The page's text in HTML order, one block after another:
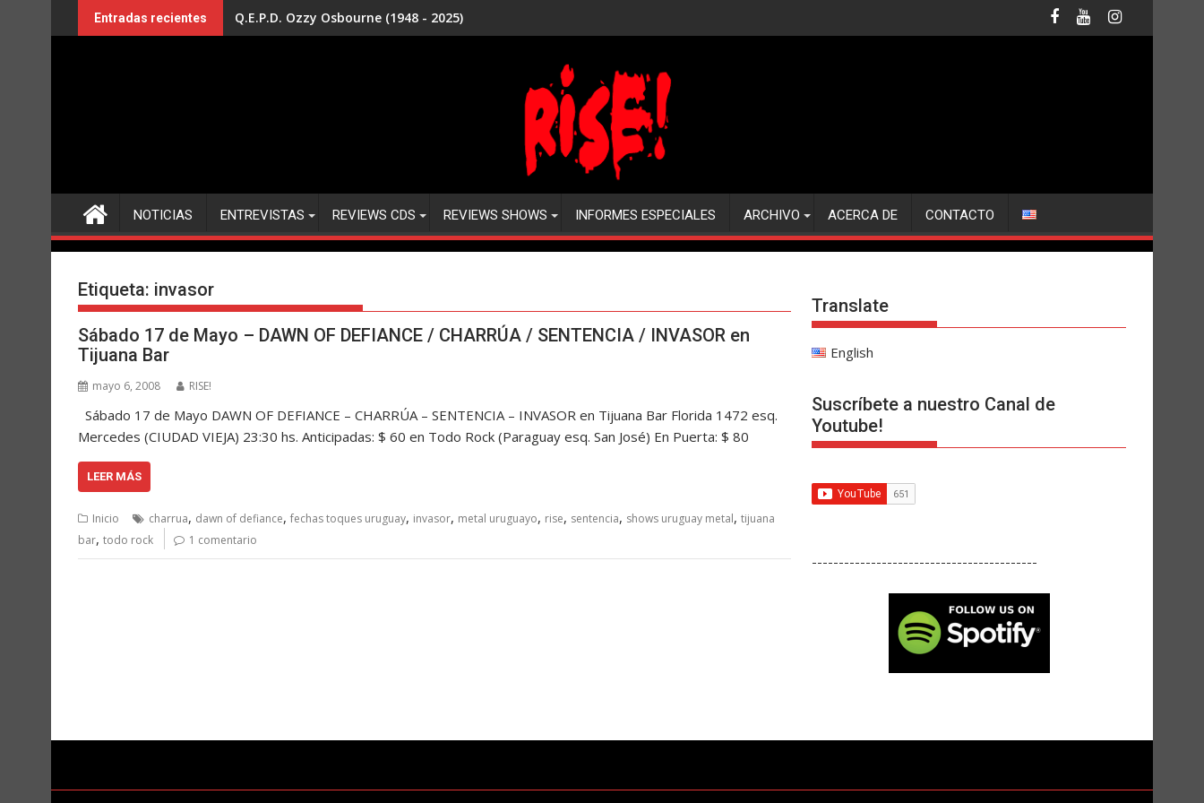
al
Entradas recientes Q.E.P.D. Ozzy Osbourne (1948 - 2025)
NOTICIAS ENTREVISTAS REVIEWS CDS REVIEWS SHOWS INFORMES ESPECIALES ARCHIVO ACERCA DE CONTACTO
Etiqueta: invasor
Sábado 17 de Mayo – DAWN OF DEFIANCE / CHARRÚA / SENTENCIA / INVASOR en
Tijuana Bar
mayo 6, 2008 RISE!
Sábado 17 de Mayo DAWN OF DEFIANCE – CHARRÚA – SENTENCIA – INVASOR en Tijuana Bar Florida 1472 esq.
Mercedes (CIUDAD VIEJA) 23:30 hs. Anticipadas: $ 60 en Todo Rock (Paraguay esq. San José) En Puerta: $ 80
LEER MÁS
Inicio charrua, dawn of defiance, fechas toques uruguay, invasor, metal uruguayo, rise, sentencia, shows uruguay metal, tijuana
bar, todo rock 1 comentario
Translate
English
Suscríbete a nuestro Canal de
Youtube!
------------------------------------------